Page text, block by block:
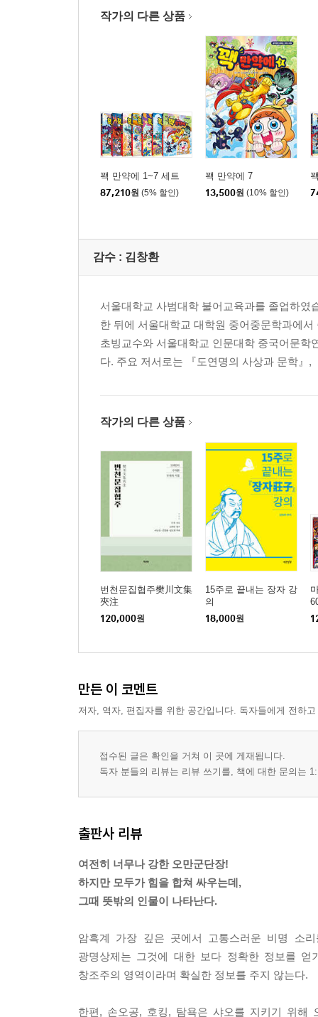
작가의 다른 상품
꽥 만약에 1~7 세트
87,210원 (5% 할인)
꽥 만약에 7
13,500원 (10% 할인)
감수 : 김창환
서울대학교 사범대학 불어교육과를 졸업하
한 뒤에 서울대학교 대학원 중어중문학과에
초빙교수와 서울대학교 인문대학 중국어문
다. 주요 저서로는 『도연명의 사상과 문학』,
작가의 다른 상품
번천문집협주樊川文集
夾注
120,000원
15주로 끝내는 장자 강
의
18,000원
만든 이 코멘트
저자, 역자, 편집자를 위한 공간입니다. 독자들에게 전하
접수된 글은 확인을 거쳐 이 곳에 게재됩니다.
독자 분들의 리뷰는 리뷰 쓰기를, 책에 대한 문의는
출판사 리뷰
여전히 너무나 강한 오만군단장!
하지만 모두가 힘을 합쳐 싸우는데,
그때 뜻밖의 인물이 나타난다.
암흑계 가장 깊은 곳에서 고통스러운 비명 소
광명상제는 그것에 대한 보다 정확한 정보를
창조주의 영역이라며 확실한 정보를 주지 않는다.
한편, 손오공, 호킹, 탐욕은 샤오를 지키기 위해